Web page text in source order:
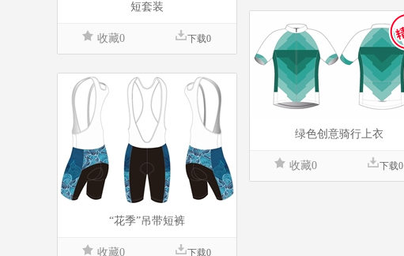
短套装
收藏0 下载0
绿色创意骑行上衣
收藏0 下载0
“花季”吊带短裤
收藏0 下载0